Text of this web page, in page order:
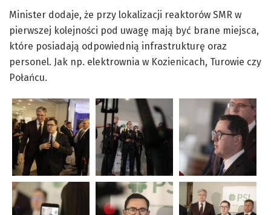
Minister dodaje, że przy lokalizacji reaktorów SMR w
pierwszej kolejności pod uwagę mają być brane miejsca,
które posiadają odpowiednią infrastrukturę oraz
personel. Jak np. elektrownia w Kozienicach, Turowie czy
Połańcu.